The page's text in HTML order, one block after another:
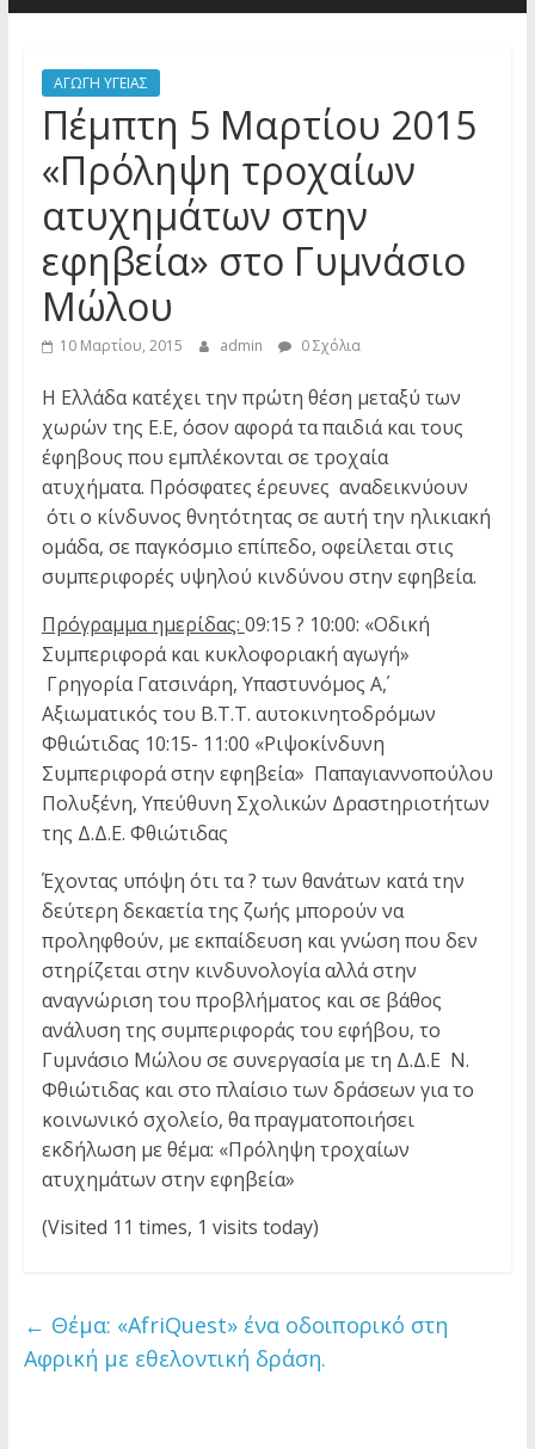
ΑΓΩΓΗ ΥΓΕΙΑΣ
Πέμπτη 5 Μαρτίου 2015
«Πρόληψη τροχαίων
ατυχημάτων στην
εφηβεία» στο Γυμνάσιο
Μώλου
10 Μαρτίου, 2015 admin 0 Σχόλια
Η Ελλάδα κατέχει την πρώτη θέση μεταξύ των
χωρών της Ε.Ε, όσον αφορά τα παιδιά και τους
έφηβους που εμπλέκονται σε τροχαία
ατυχήματα. Πρόσφατες έρευνες αναδεικνύουν
ότι ο κίνδυνος θνητότητας σε αυτή την ηλικιακή
ομάδα, σε παγκόσμιο επίπεδο, οφείλεται στις
συμπεριφορές υψηλού κινδύνου στην εφηβεία.
Πρόγραμμα ημερίδας: 09:15 ? 10:00: «Οδική
Συμπεριφορά και κυκλοφοριακή αγωγή»
Γρηγορία Γατσινάρη, Υπαστυνόμος Α΄,
Αξιωματικός του Β.Τ.Τ. αυτοκινητοδρόμων
Φθιώτιδας 10:15- 11:00 «Ριψοκίνδυνη
Συμπεριφορά στην εφηβεία» Παπαγιαννοπούλου
Πολυξένη, Υπεύθυνη Σχολικών Δραστηριοτήτων
της Δ.Δ.Ε. Φθιώτιδας
Έχοντας υπόψη ότι τα ? των θανάτων κατά την
δεύτερη δεκαετία της ζωής μπορούν να
προληφθούν, με εκπαίδευση και γνώση που δεν
στηρίζεται στην κινδυνολογία αλλά στην
αναγνώριση του προβλήματος και σε βάθος
ανάλυση της συμπεριφοράς του εφήβου, το
Γυμνάσιο Μώλου σε συνεργασία με τη Δ.Δ.Ε Ν.
Φθιώτιδας και στο πλαίσιο των δράσεων για το
κοινωνικό σχολείο, θα πραγματοποιήσει
εκδήλωση με θέμα: «Πρόληψη τροχαίων
ατυχημάτων στην εφηβεία»
(Visited 11 times, 1 visits today)
← Θέμα: «AfriQuest» ένα οδοιπορικό στη
Αφρική με εθελοντική δράση.